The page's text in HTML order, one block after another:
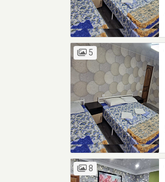
5
8